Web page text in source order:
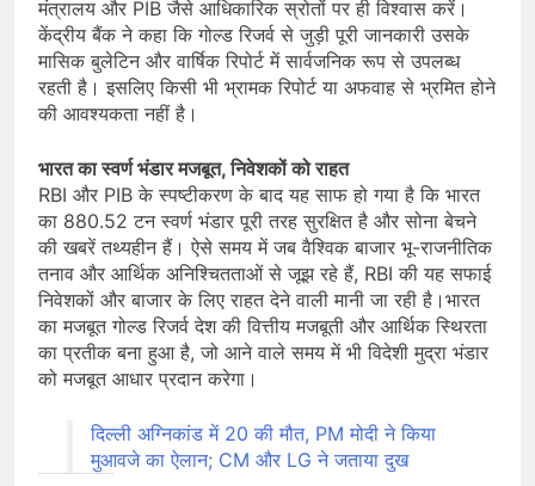
मंत्रालय और PIB जैसे आधिकारिक स्रोतों पर ही विश्वास करें।
केंद्रीय बैंक ने कहा कि गोल्ड रिजर्व से जुड़ी पूरी जानकारी उसके
मासिक बुलेटिन और वार्षिक रिपोर्ट में सार्वजनिक रूप से उपलब्ध
रहती है। इसलिए किसी भी भ्रामक रिपोर्ट या अफवाह से भ्रमित होने
की आवश्यकता नहीं है।
भारत का स्वर्ण भंडार मजबूत, निवेशकों को राहत
RBI और PIB के स्पष्टीकरण के बाद यह साफ हो गया है कि भारत
का 880.52 टन स्वर्ण भंडार पूरी तरह सुरक्षित है और सोना बेचने
की खबरें तथ्यहीन हैं। ऐसे समय में जब वैश्विक बाजार भू-राजनीतिक
तनाव और आर्थिक अनिश्चितताओं से जूझ रहे हैं, RBI की यह सफाई
निवेशकों और बाजार के लिए राहत देने वाली मानी जा रही है।भारत
का मजबूत गोल्ड रिजर्व देश की वित्तीय मजबूती और आर्थिक स्थिरता
का प्रतीक बना हुआ है, जो आने वाले समय में भी विदेशी मुद्रा भंडार
को मजबूत आधार प्रदान करेगा।
दिल्ली अग्निकांड में 20 की मौत, PM मोदी ने किया
मुआवजे का ऐलान; CM और LG ने जताया दुख